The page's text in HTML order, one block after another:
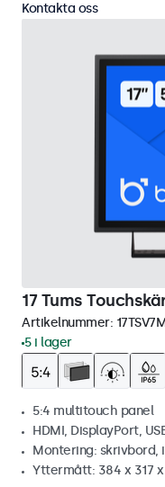
17 Tums
Artikelnummer:
5 i lager
5:4 multitouch panel
HDMI, DisplayPort,
Montering: skrivbord,
Yttermått: 384 x 317
Kontakta oss